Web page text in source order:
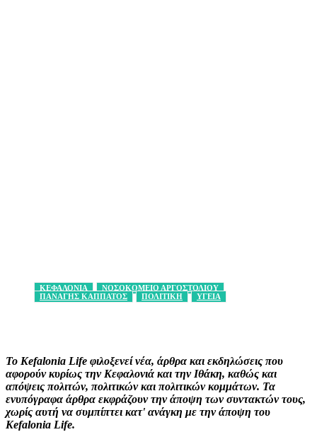
ΚΕΦΑΛΟΝΙΑ
ΝΟΣΟΚΟΜΕΙΟ ΑΡΓΟΣΤΟΛΙΟΥ
ΠΑΝΑΓΗΣ ΚΑΠΠΑΤΟΣ
ΠΟΛΙΤΙΚΗ ΥΓΕΙΑ
Το Kefalonia Life φιλοξενεί νέα, άρθρα και εκδηλώσεις που
αφορούν κυρίως την Κεφαλονιά και την Ιθάκη, καθώς και
απόψεις πολιτών, πολιτικών και πολιτικών κομμάτων. Τα
ενυπόγραφα άρθρα εκφράζουν την άποψη των συντακτών τους,
χωρίς αυτή να συμπίπτει κατ' ανάγκη με την άποψη του
Kefalonia Life.